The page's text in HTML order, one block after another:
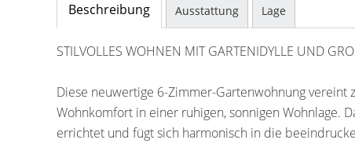
Beschreibung Ausstattung Lage
STILVOLLES WOHNEN MIT GARTENIDYLLE UND
Diese neuwertige 6-Zimmer-Gartenwohnung vereint
Wohnkomfort in einer ruhigen, sonnigen Wohnlage.
errichtet und fügt sich harmonisch in die